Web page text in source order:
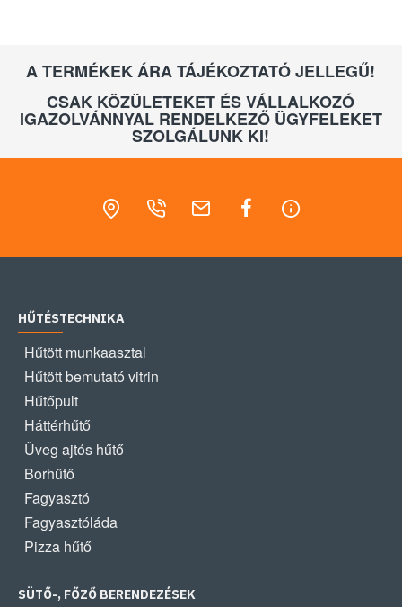
A TERMÉKEK ÁRA TÁJÉKOZTATÓ JELLEGŰ!
CSAK KÖZÜLETEKET ÉS VÁLLALKOZÓ
IGAZOLVÁNNYAL RENDELKEZŐ ÜGYFELEKET
SZOLGÁLUNK KI!
HŰTÉSTECHNIKA
Hűtött munkaasztal
Hűtött bemutató vitrin
Hűtőpult
Háttérhűtő
Üveg ajtós hűtő
Borhűtő
Fagyasztó
Fagyasztóláda
Pizza hűtő
SÜTŐ-, FŐZŐ BERENDEZÉSEK